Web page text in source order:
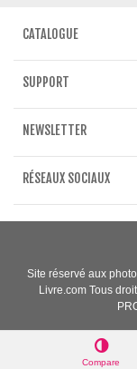
CATALOGUE
SUPPORT
NEWSLETTER
RÉSEAUX SOCIAUX
Site réservé aux
Livre.com Tous
Compare